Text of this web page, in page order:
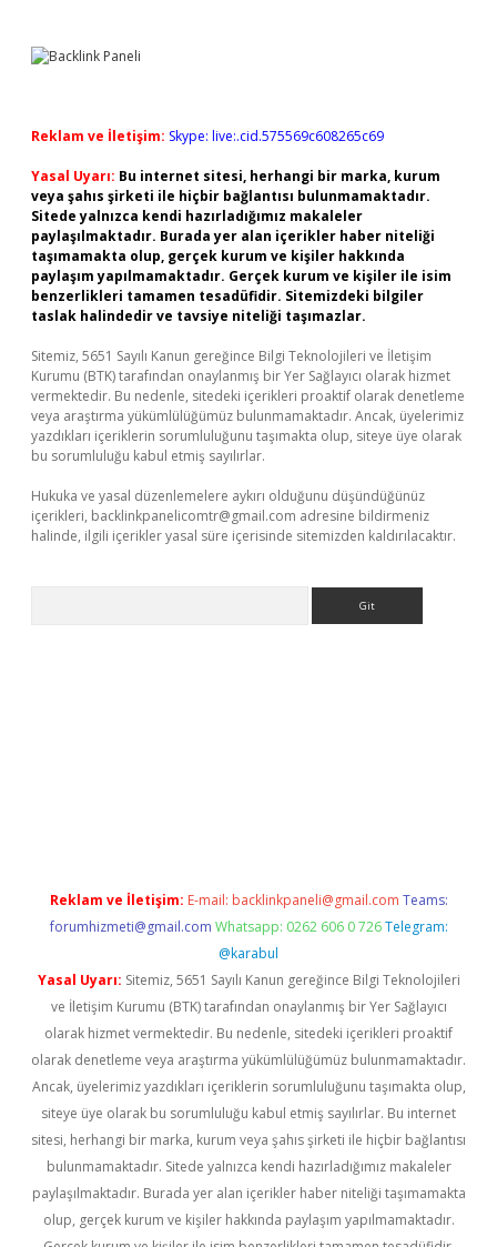
Reklam ve İletişim: Skype: live:.cid.575569c608265c69
Yasal Uyarı: Bu internet sitesi, herhangi bir marka, kurum
veya şahıs şirketi ile hiçbir bağlantısı bulunmamaktadır.
Sitede yalnızca kendi hazırladığımız makaleler
paylaşılmaktadır. Burada yer alan içerikler haber niteliği
taşımamakta olup, gerçek kurum ve kişiler hakkında
paylaşım yapılmamaktadır. Gerçek kurum ve kişiler ile isim
benzerlikleri tamamen tesadüfidir. Sitemizdeki bilgiler
taslak halindedir ve tavsiye niteliği taşımazlar.
Sitemiz, 5651 Sayılı Kanun gereğince Bilgi Teknolojileri ve İletişim
Kurumu (BTK) tarafından onaylanmış bir Yer Sağlayıcı olarak hizmet
vermektedir. Bu nedenle, sitedeki içerikleri proaktif olarak denetleme
veya araştırma yükümlülüğümüz bulunmamaktadır. Ancak, üyelerimiz
yazdıkları içeriklerin sorumluluğunu taşımakta olup, siteye üye olarak
bu sorumluluğu kabul etmiş sayılırlar.
Hukuka ve yasal düzenlemelere aykırı olduğunu düşündüğünüz
içerikleri, backlinkpanelicomtr@gmail.com adresine bildirmeniz
halinde, ilgili içerikler yasal süre içerisinde sitemizden kaldırılacaktır.
Reklam ve İletişim: E-mail: backlinkpaneli@gmail.com Teams:
forumhizmeti@gmail.com Whatsapp: 0262 606 0 726 Telegram:
@karabul
Yasal Uyarı: Sitemiz, 5651 Sayılı Kanun gereğince Bilgi Teknolojileri
ve İletişim Kurumu (BTK) tarafından onaylanmış bir Yer Sağlayıcı
olarak hizmet vermektedir. Bu nedenle, sitedeki içerikleri proaktif
olarak denetleme veya araştırma yükümlülüğümüz bulunmamaktadır.
Ancak, üyelerimiz yazdıkları içeriklerin sorumluluğunu taşımakta olup,
siteye üye olarak bu sorumluluğu kabul etmiş sayılırlar. Bu internet
sitesi, herhangi bir marka, kurum veya şahıs şirketi ile hiçbir bağlantısı
bulunmamaktadır. Sitede yalnızca kendi hazırladığımız makaleler
paylaşılmaktadır. Burada yer alan içerikler haber niteliği taşımamakta
olup, gerçek kurum ve kişiler hakkında paylaşım yapılmamaktadır.